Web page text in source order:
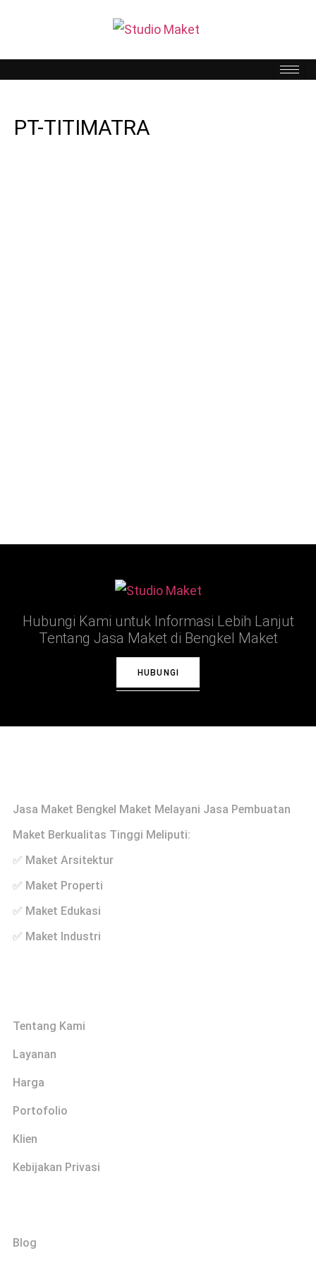
PT-TITIMATRA
Hubungi Kami untuk Informasi Lebih Lanjut
Tentang Jasa Maket di Bengkel Maket
HUBUNGI
Jasa Maket Bengkel Maket Melayani Jasa Pembuatan
Maket Berkualitas Tinggi Meliputi:
✅ Maket Arsitektur
✅ Maket Properti
✅ Maket Edukasi
✅ Maket Industri
Tentang Kami
Layanan
Harga
Portofolio
Klien
Kebijakan Privasi
Blog